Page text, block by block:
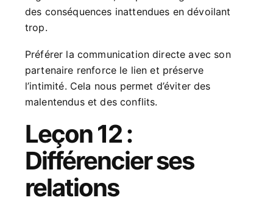
des conséquences inattendues en dévoilant
trop.
Préférer la communication directe avec son
partenaire renforce le lien et préserve
l’intimité. Cela nous permet d’éviter des
malentendus et des conflits.
Leçon 12 :
Différencier ses
relations